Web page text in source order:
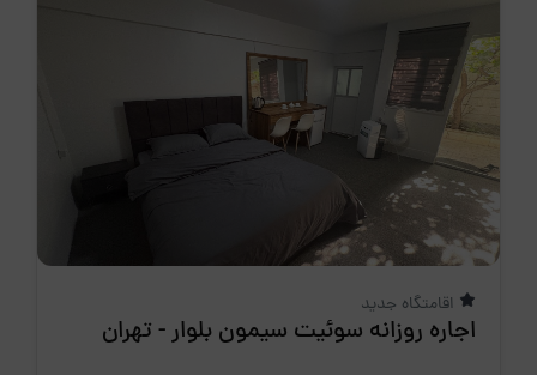
اقامتگاه جدید
اجاره روزانه سوئیت سیمون بلوار - تهران